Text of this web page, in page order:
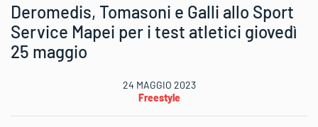
Deromedis, Tomasoni e Galli allo Sport
Service Mapei per i test atletici giovedì
25 maggio
24 MAGGIO 2023
Freestyle